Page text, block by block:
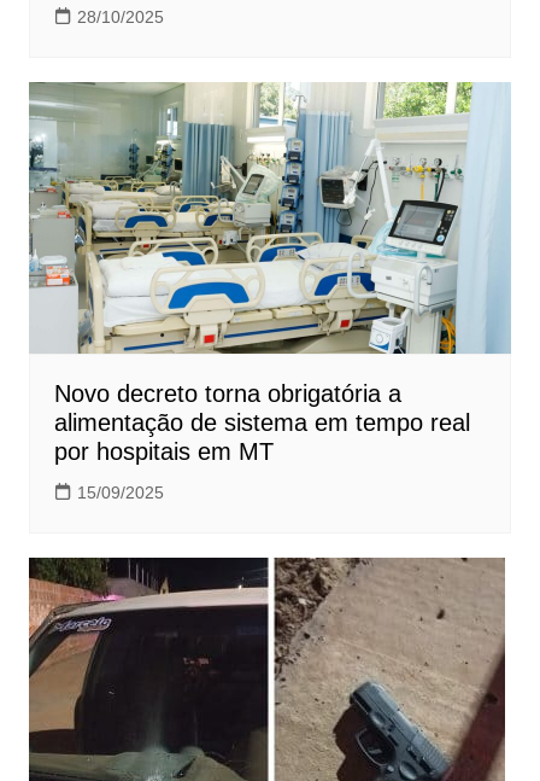
28/10/2025
Novo decreto torna obrigatória a
alimentação de sistema em tempo real
por hospitais em MT
15/09/2025